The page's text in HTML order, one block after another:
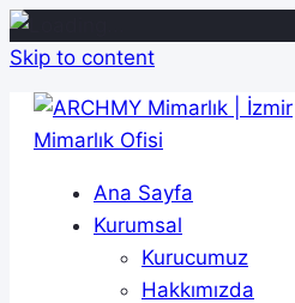
Skip to content
Ana Sayfa
Kurumsal
Kurucumuz
Hakkımızda